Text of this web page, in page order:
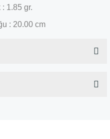
: 1.85 gr.
: 20.00 cm